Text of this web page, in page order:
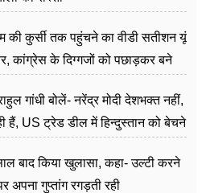
की कुर्सी तक पहुंचने का वीडी सतीशन यूं
कांग्रेस के दिग्गजों को पछाड़कर बने
गांधी बोलें- नरेंद्र मोदी देशभक्त नहीं,
हैं, US ट्रेड डील में हिन्दुस्तान को बेचने
बाद किया खुलासा, कहा- उल्टी करने
अपना गुप्तांग रगड़ती रही